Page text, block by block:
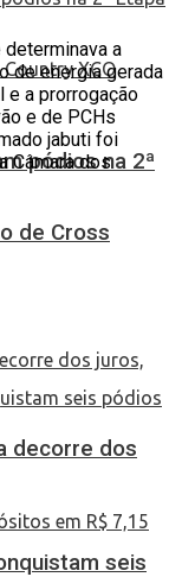
pódios na 2ª
de Cross
seis
a
de energia gerada
e a prorrogação
e de PCHs
jabuti foi
Câmara dos
decorre dos